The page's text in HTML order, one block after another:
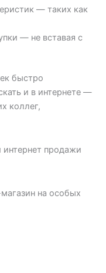
— таких как
— не вставая с
быстро
и в интернете —
коллег,
продажи
на особых